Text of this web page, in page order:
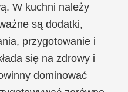
W kuchni należy
są dodatki,
przygotowanie i
się na zdrowy i
dominować